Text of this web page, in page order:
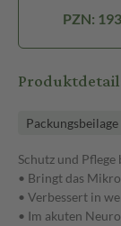
PZN:
Packungsbeilage
Schutz und
• Bringt das
• Verbessert in
• Im akuten